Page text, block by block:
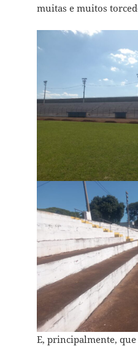
muitas e muitos
E, principalmente, que